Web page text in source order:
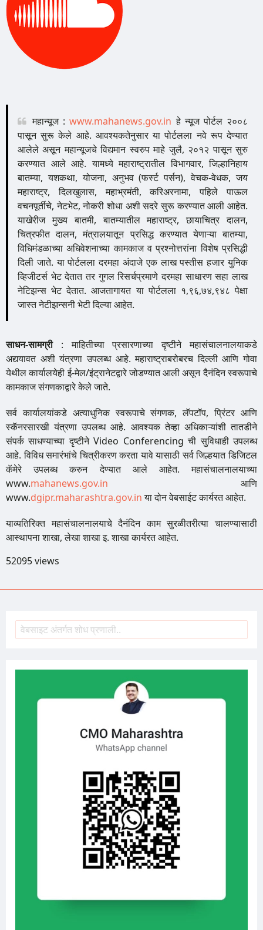
महान्यूज : www.mahanews.gov.in हे न्यूज पोर्टल २००८
पासून सुरू केले आहे. आवश्यकतेनुसार या पोर्टलला नवे रूप देण्यात
आलेले असून महान्यूजचे विद्यमान स्वरुप माहे जुलै, २०१२ पासून सुरु
करण्यात आले आहे. यामध्ये महाराष्ट्रातील विभागवार, जिल्हानिहाय
बातम्या, यशकथा, योजना, अनुभव (फर्स्ट पर्सन), वेचक-वेधक, जय
महाराष्ट्र, दिलखुलास, महाभ्रमंती, करिअरनामा, पहिले पाऊल
वचनपूर्तीचे, नेटभेट, नोकरी शोधा अशी सदरे सुरू करण्यात आली आहेत.
याखेरीज मुख्य बातमी, बातम्यातील महाराष्ट्र, छायाचित्र दालन,
चित्रफीत दालन, मंत्रालयातून प्रसिद्ध करण्यात येणाऱ्या बातम्या,
विधिमंडळाच्या अधिवेशनाच्या कामकाज व प्रश्नोत्तरांना विशेष प्रसिद्धी
दिली जाते. या पोर्टलला दरमहा अंदाजे एक लाख पस्तीस हजार युनिक
व्हिजीटर्स भेट देतात तर गुगल रिसर्चप्रमाणे दरमहा साधारण सहा लाख
नेटिझन्स भेट देतात. आजतागायत या पोर्टलला १,९६,७४,९४८ पेक्षा
जास्त नेटीझन्सनी भेटी दिल्या आहेत.
साधन-सामग्री: माहितीच्या प्रसारणाच्या दृष्टीने महासंचालनालयाकडे
अद्ययावत अशी यंत्रणा उपलब्ध आहे. महाराष्ट्राबरोबरच दिल्ली आणि गोवा
येथील कार्यालयेही ई-मेल/इंट्रानेटद्वारे जोडण्यात आली असून दैनंदिन स्वरूपाचे
कामकाज संगणकाद्वारे केले जाते.
सर्व कार्यालयांकडे अत्याधुनिक स्वरूपाचे संगणक, लॅपटॉप, प्रिंटर आणि
स्कॅनरसारखी यंत्रणा उपलब्ध आहे. आवश्यक तेव्हा अधिकाऱ्यांशी तातडीने
संपर्क साधण्याच्या दृष्टीने Video Conferencing ची सुविधाही उपलब्ध
आहे. विविध समारंभांचे चित्रीकरण करता यावे यासाठी सर्व जिल्हयात डिजिटल
कॅमेरे उपलब्ध करुन देण्यात आले आहेत. महासंचालनालयाच्या
www.mahanews.gov.in आणि
www.dgipr.maharashtra.gov.inया दोन वेबसाईट कार्यरत आहेत.
याव्यतिरिक्त महासंचालनालयाचे दैनंदिन काम सुरळीतरीत्या चालण्यासाठी
आस्थापना शाखा, लेखा शाखा इ. शाखा कार्यरत आहेत.
52095 views
शोध
Search